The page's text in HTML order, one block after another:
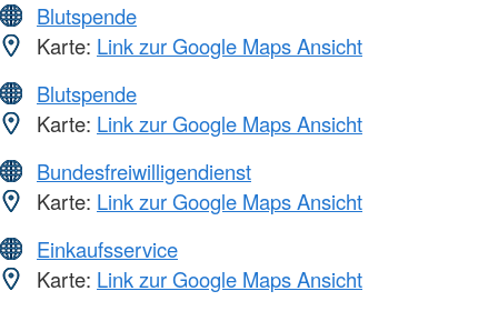
Blutspende
Karte: Link zur Google Maps Ansicht
Blutspende
Karte: Link zur Google Maps Ansicht
Bundesfreiwilligendienst
Karte: Link zur Google Maps Ansicht
Einkaufsservice
Karte: Link zur Google Maps Ansicht